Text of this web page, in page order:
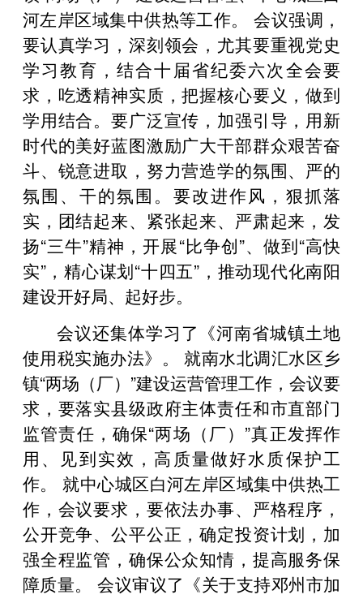
河左岸区域集中供热等工作。 会议强调，
要认真学习，深刻领会，尤其要重视党史
学习教育，结合十届省纪委六次全会要
求，吃透精神实质，把握核心要义，做到
学用结合。要广泛宣传，加强引导，用新
时代的美好蓝图激励广大干部群众艰苦奋
斗、锐意进取，努力营造学的氛围、严的
氛围、干的氛围。要改进作风，狠抓落
实，团结起来、紧张起来、严肃起来，发
扬“三牛”精神，开展“比争创”、做到“高快
实”，精心谋划“十四五”，推动现代化南阳
建设开好局、起好步。
会议还集体学习了《河南省城镇土地
使用税实施办法》。 就南水北调汇水区乡
镇“两场（厂）”建设运营管理工作，会议要
求，要落实县级政府主体责任和市直部门
监管责任，确保“两场（厂）”真正发挥作
用、见到实效，高质量做好水质保护工
作。 就中心城区白河左岸区域集中供热工
作，会议要求，要依法办事、严格程序，
公开竞争、公平公正，确定投资计划，加
强全程监管，确保公众知情，提高服务保
障质量。 会议审议了《关于支持邓州市加